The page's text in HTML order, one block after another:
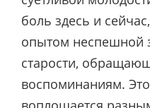
боль здесь и
опытом неспешной
старости,
воспоминаниям.